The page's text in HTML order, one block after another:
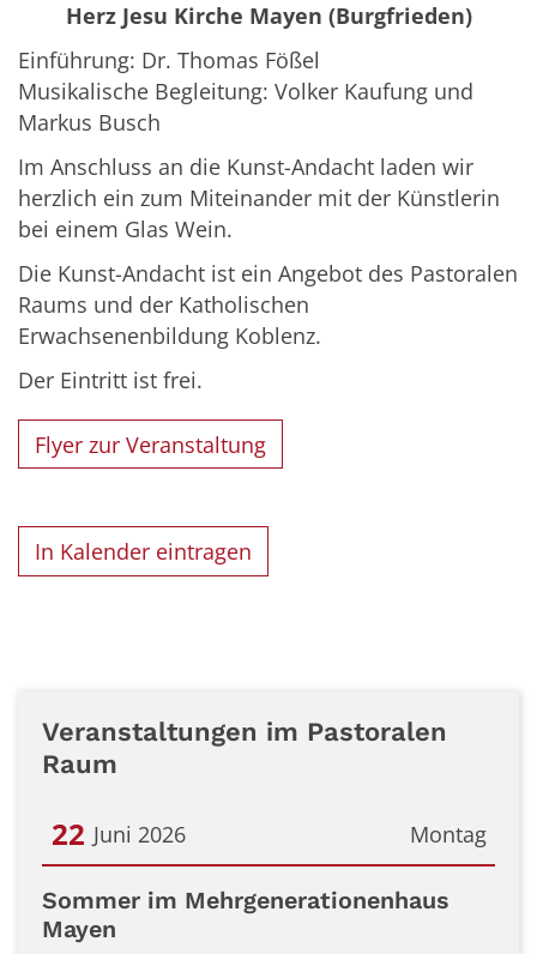
Herz Jesu Kirche Mayen (Burgfrieden)
Einführung: Dr. Thomas Fößel
Musikalische Begleitung: Volker Kaufung und
Markus Busch
Im Anschluss an die Kunst-Andacht laden wir
herzlich ein zum Miteinander mit der Künstlerin
bei einem Glas Wein.
Die Kunst-Andacht ist ein Angebot des Pastoralen
Raums und der Katholischen
Erwachsenenbildung Koblenz.
Der Eintritt ist frei.
Flyer zur Veranstaltung
In Kalender eintragen
Veranstaltungen im Pastoralen
Raum
Montag
22 Juni 2026
Datum: 22. Juni 2026
Sommer im Mehrgenerationenhaus
Mayen